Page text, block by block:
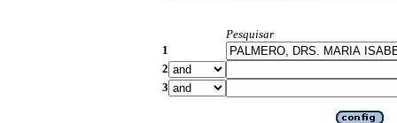
Pesquisar
1
2
3